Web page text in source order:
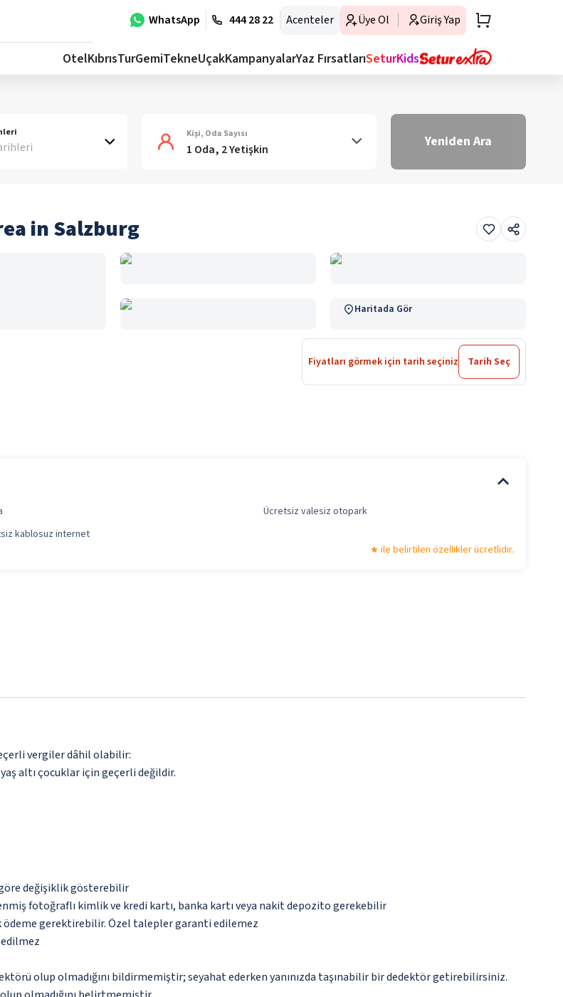
WhatsApp 444 28 22 Acenteler Üye Ol Giriş Yap
OtelKıbrısTurGemiTekneUçakKampanyalarYaz FırsatlarıSeturKids
Kişi, Oda Sayısı
1 Oda, 2 Yetişkin Yeniden Ara
in Salzburg
Haritada Gör
Fiyatları görmek için tarih seçiniz Tarih Seç
Ücretsiz valesiz otopark
kablosuz internet
ile belirtilen özellikler ücretlidir.
vergiler dâhil olabilir:
yaş altı çocuklar için geçerli değildir.
değişiklik gösterebilir
fotoğraflı kimlik ve kredi kartı, banka kartı veya nakit depozito gerekebilir
ödeme gerektirebilir. Özel talepler garanti edilemez
olup olmadığını bildirmemiştir; seyahat ederken yanınızda taşınabilir bir dedektör getirebilirsiniz.